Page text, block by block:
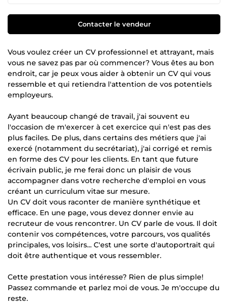
Contacter le vendeur
Vous voulez créer un CV professionnel et attrayant, mais
vous ne savez pas par où commencer? Vous êtes au bon
endroit, car je peux vous aider à obtenir un CV qui vous
ressemble et qui retiendra l'attention de vos potentiels
employeurs.
Ayant beaucoup changé de travail, j'ai souvent eu
l'occasion de m'exercer à cet exercice qui n'est pas des
plus faciles. De plus, dans certains des métiers que j'ai
exercé (notamment du secrétariat), j'ai corrigé et remis
en forme des CV pour les clients. En tant que future
écrivain public, je me ferai donc un plaisir de vous
accompagner dans votre recherche d'emploi en vous
créant un curriculum vitae sur mesure.
Un CV doit vous raconter de manière synthétique et
efficace. En une page, vous devez donner envie au
recruteur de vous rencontrer. Un CV parle de vous. Il doit
contenir vos compétences, votre parcours, vos qualités
principales, vos loisirs... C'est une sorte d'autoportrait qui
doit être authentique et vous ressembler.
Cette prestation vous intéresse? Rien de plus simple!
Passez commande et parlez moi de vous. Je m'occupe du
reste.